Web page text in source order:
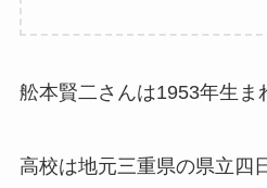
舩本賢二さんは1953年生ま
高校は地元三重県の県立四